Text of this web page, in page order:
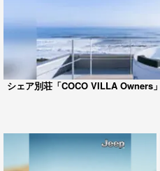
シェア別荘「COCO VILLA Owners